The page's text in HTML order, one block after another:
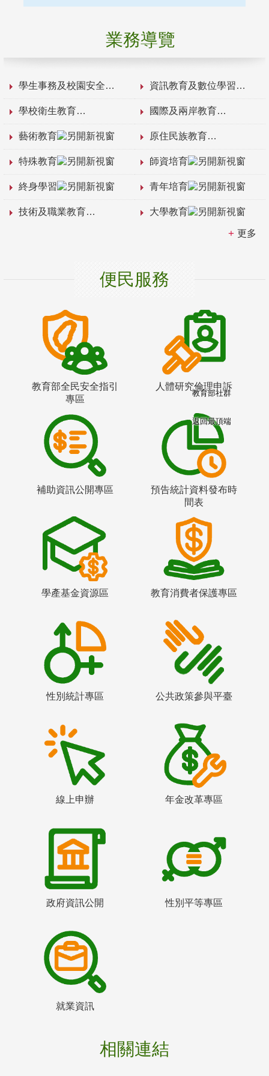
業務導覽
學生事務及校園安全 資訊教育及數位學習
學校衛生教育 國際及兩岸教育
藝術教育 原住民族教育
特殊教育 師資培育
終身學習 青年培育
技術及職業教育 大學教育
更多
便民服務
教育部全民安全指引
專區
人體研究倫理申訴
補助資訊公開專區
預告統計資料發布時
間表
學產基金資源區 教育消費者保護專區
性別統計專區 公共政策參與平臺
線上申辦 年金改革專區
政府資訊公開 性別平等專區
就業資訊
相關連結
教育部社群
返回最頂端